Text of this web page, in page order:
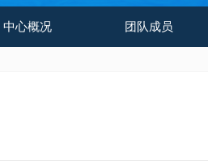
中心概况 团队成员